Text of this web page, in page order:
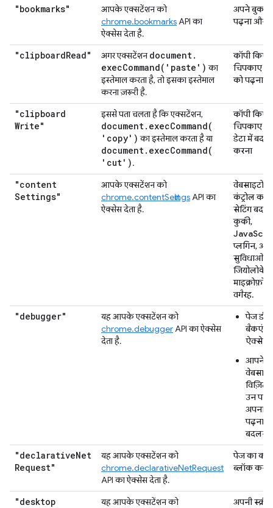
"bookmarks"
आपके एक्सटेंशन को
chrome.bookmarksAPI का
ऐक्सेस देता है.
अपने
पढ़ना और
"clipboardRead" अगर एक्सटेंशनdocument.
execCommand( 'paste') का
इस्तेमाल करता है, तो इसका इस्तेमाल
करना ज़रूरी है.
कॉपी किए
चिपकाए
को पढ़ना
"clipboard
Write"
इससे पता चलता है कि एक्सटेंशन,
document. execCommand(
'copy') का इस्तेमाल करता है या
document. execCommand(
'cut').
कॉपी किए
चिपकाए
डेटा में
करना
"content
Settings"
आपके एक्सटेंशन को
chrome.contentSettingsAPI का
ऐक्सेस देता है.
वेबसाइटों
कंट्रोल
सेटिंग
कुकी,
प्लगिन, और
सुविधाओं
वगैरह.
"debugger"
यह आपके एक्सटेंशन को
chrome.debuggerAPI का ऐक्सेस
देता है.
पेज
बैकएंड
ऐक्सेस
आपने
विज़िट
उन पर
अपना
पढ़ना
बदलना
"declarativeNet
Request"
यह आपके एक्सटेंशन को
chrome.declarativeNetRequest
API का ऐक्सेस देता है.
पेज का
ब्लॉक करना
"desktop यह आपके एक्सटेंशन को अपनी